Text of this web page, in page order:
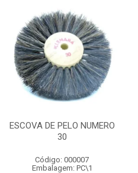
ESCOVA DE PELO NUMERO
30
Código: 000007
Embalagem: PC\1